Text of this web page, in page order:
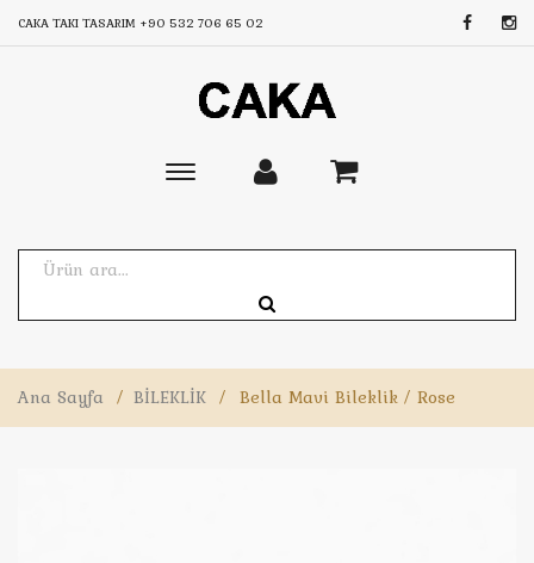
CAKA TAKI TASARIM +90 532 706 65 02
Toggle
Ana Sayfa / BİLEKLİK / Bella Mavi Bileklik / Rose